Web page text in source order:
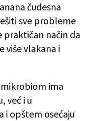
čudesna
sve probleme
praktičan način da
više vlakana i
ima
već i u
i opštem osećaju